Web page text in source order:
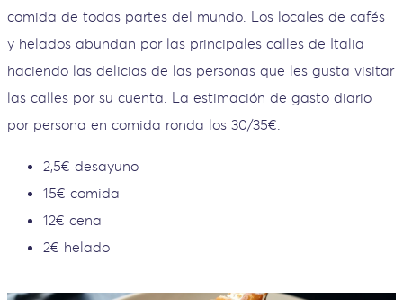
comida de todas partes del mundo. Los locales de cafés
y helados abundan por las principales calles de Italia
haciendo las delicias de las personas que les gusta visitar
las calles por su cuenta. La estimación de gasto diario
por persona en comida ronda los 30/35€.
2,5€ desayuno
15€ comida
12€ cena
2€ helado